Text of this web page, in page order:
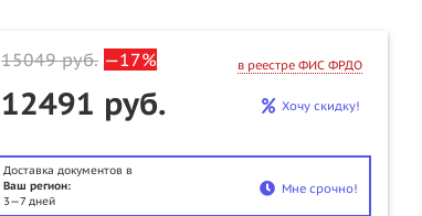
15049руб. —17% в реестре ФИС ФРДО
12491 руб. Хочу скидку!
Доставка документов в
Ваш регион:
3—7 дней
Мне срочно!